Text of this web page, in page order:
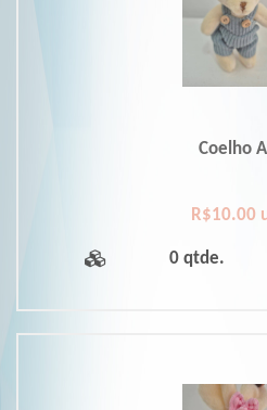
Coelho
R$10.00
0 qtde.